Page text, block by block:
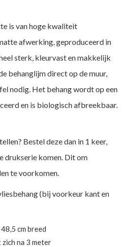
is van hoge kwaliteit
afwerking, geproduceerd in
sterk, kleurvast en makkelijk
behanglijm direct op de muur,
nodig. Het behang wordt op een
en is biologisch afbreekbaar.
Bestel deze dan in 1 keer,
drukserie komen. Dit om
te voorkomen.
(bij voorkeur kant en
cm breed
na 3 meter